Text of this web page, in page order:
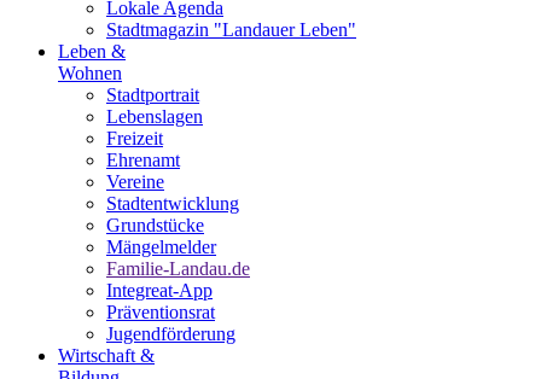
Lokale Agenda
Stadtmagazin "Landauer Leben"
Leben &
Wohnen
Stadtportrait
Lebenslagen
Freizeit
Ehrenamt
Vereine
Stadtentwicklung
Grundstücke
Mängelmelder
Familie-Landau.de
Integreat-App
Präventionsrat
Jugendförderung
Wirtschaft &